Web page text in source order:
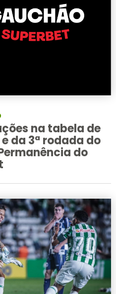
na tabela de
da 3ª rodada do
do